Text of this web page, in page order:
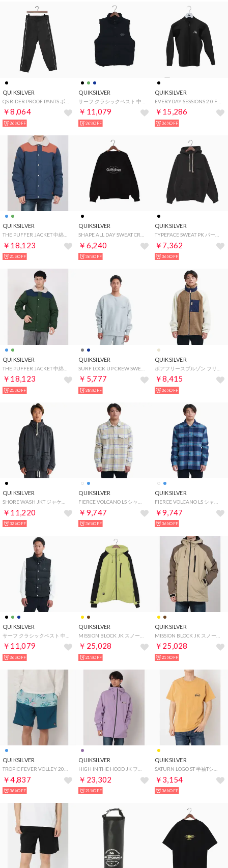
QUIKSILVER
￥8,064
36%OFF
QUIKSILVER
￥11,079
36%OFF
QUIKSILVER
EVERYDAY SESSIONS 2.0 FZ LS JKT ウェットスーツ 【返品不可商品】 （ブラック）
￥15,286
36%OFF
QUIKSILVER
￥18,123
21%OFF
QUIKSILVER
￥6,240
36%OFF
QUIKSILVER
￥7,362
36%OFF
QUIKSILVER
￥18,123
21%OFF
QUIKSILVER
￥5,777
38%OFF
QUIKSILVER
￥8,415
36%OFF
QUIKSILVER
￥11,220
32%OFF
QUIKSILVER
￥9,747
36%OFF
QUIKSILVER
￥9,747
36%OFF
QUIKSILVER
￥11,079
36%OFF
QUIKSILVER
￥25,028
21%OFF
QUIKSILVER
￥25,028
21%OFF
QUIKSILVER
￥4,837
36%OFF
QUIKSILVER
￥23,302
21%OFF
QUIKSILVER
￥3,154
36%OFF